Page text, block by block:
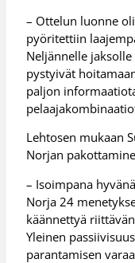
– Ottelun luonne
pyöritettiin
Neljännelle
pystyivät
paljon
Lehtosen mukaan
Norjan
– Isoimpana
Norja 24
käännettyä
Yleinen
parantamisen